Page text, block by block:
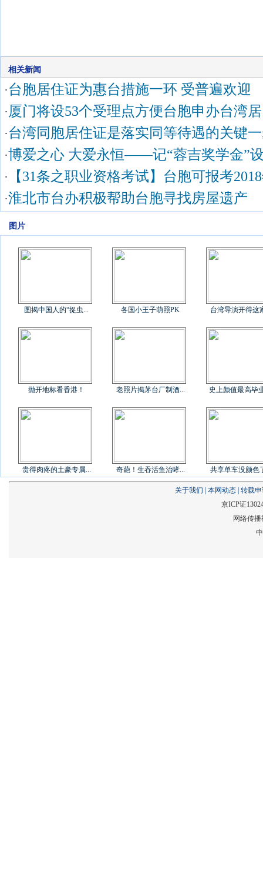
相关新闻
·台胞居住证为惠台措施一环 受普遍欢迎
· 厦门将设53个受理点方便台胞申办台湾
·台湾同胞居住证是落实同等待遇的关键
·博爱之心 大爱永恒——记“蓉吉奖学金”
· 【31条之职业资格考试】台胞可报考
·淮北市台办积极帮助台胞寻找房屋遗产
图片
图揭中国人的“捉虫... 各国小王子萌照PK 台湾导演开得这
抛开地标看香港！ 老照片揭茅台厂制酒... 史上颜值最高毕
贵得肉疼的土豪专属... 奇葩！生吞活鱼治哮... 共享单车没颜色
关于我们 本网动态 转载
京ICP证
网络传